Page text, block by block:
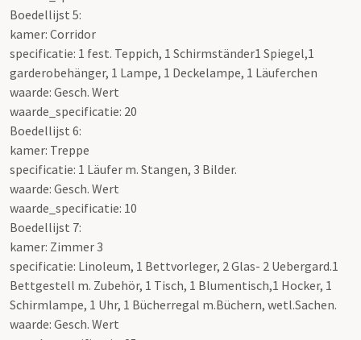
Boedellijst 5:
kamer: Corridor
specificatie: 1 fest. Teppich, 1 Schirmständer1 Spiegel,1
garderobehänger, 1 Lampe, 1 Deckelampe, 1 Läuferchen
waarde: Gesch. Wert
waarde_specificatie: 20
Boedellijst 6:
kamer: Treppe
specificatie: 1 Läufer m. Stangen, 3 Bilder.
waarde: Gesch. Wert
waarde_specificatie: 10
Boedellijst 7:
kamer: Zimmer 3
specificatie: Linoleum, 1 Bettvorleger, 2 Glas- 2 Uebergard.1
Bettgestell m. Zubehör, 1 Tisch, 1 Blumentisch,1 Hocker, 1
Schirmlampe, 1 Uhr, 1 Bücherregal m.Büchern, wetl.Sachen.
waarde: Gesch. Wert